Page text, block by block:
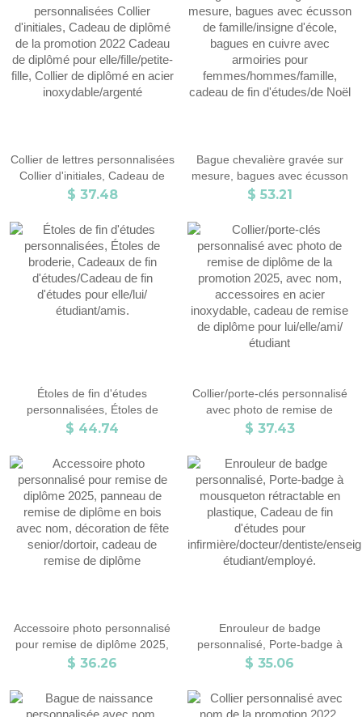
Collier de lettres personnalisées
Collier d'initiales, Cadeau de
diplômé de la promotion 2022
elle/fille/petite-fille, Collier de
diplômé en acier
inoxydable/argenté
$ 37.48
Bague chevalière gravée sur
mesure, bagues avec écusson
de famille/insigne d'école,
armoiries pour
femmes/hommes/famille,
cadeau de fin d'études/de Noël
$ 53.21
Étoles de fin d'études
personnalisées, Étoles de
broderie, Cadeaux de fin
d'études pour elle/lui/
étudiant/amis.
$ 44.74
Collier/porte-clés personnalisé
avec photo de remise de
diplôme de la promotion 2025,
inoxydable, cadeau de remise
de diplôme pour lui/elle/ami/
étudiant
$ 37.43
Accessoire photo personnalisé
pour remise de diplôme 2025,
panneau de remise de diplôme
de fête senior/dortoir, cadeau
de remise de diplôme
$ 36.26
Enrouleur de badge
personnalisé, Porte-badge à
mousqueton rétractable en
d'études pour
infirmière/docteur/dentiste/
$ 35.06